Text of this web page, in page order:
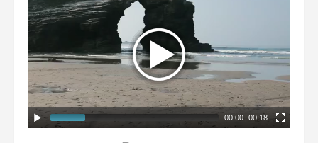
00:00 | 00:18